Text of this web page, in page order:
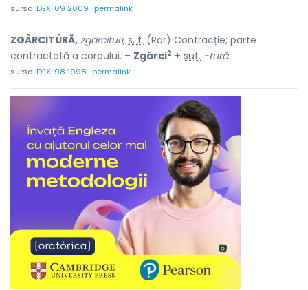
sursa:DEX '09 2009 permalink
ZGÂRCITÚRĂ, zgârcituri, s. f. (Rar) Contracție; parte
contractată a corpului. – Zgârci2 + suf. -tură.
sursa:DEX '98 1998 permalink